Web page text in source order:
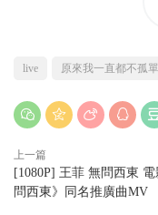
live 原來我一直都不孤單
上一篇
[1080P] 王菲 無問西東
問西東》同名推廣曲MV